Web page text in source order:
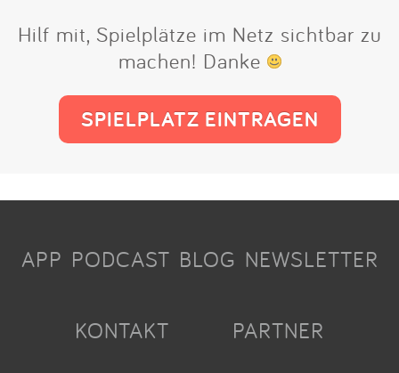
Hilf mit, Spielplätze im Netz sichtbar zu
machen! Danke
SPIELPLATZ EINTRAGEN
APP PODCAST BLOG NEWSLETTER
KONTAKT PARTNER